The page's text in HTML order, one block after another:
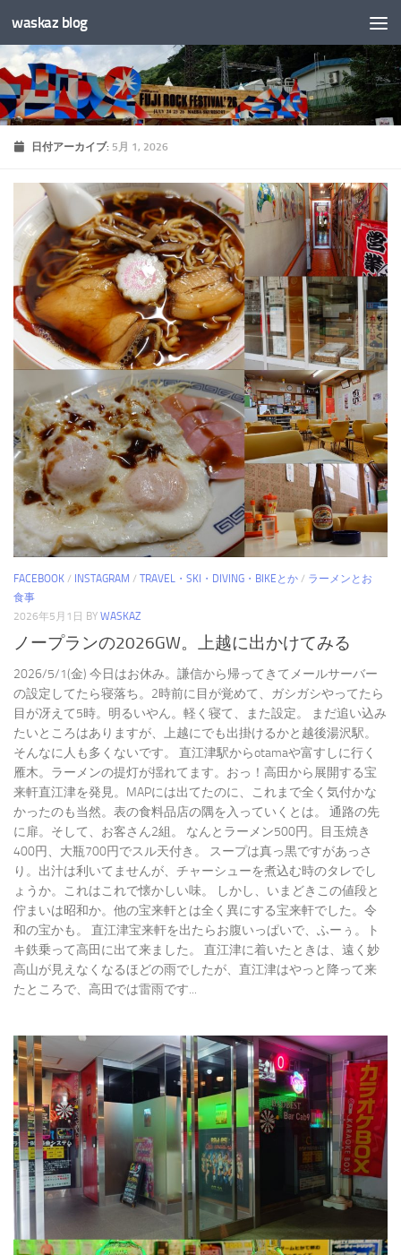
コンテンツへスキップ
waskaz blog
日付アーカイブ: 5月 1, 2026
FACEBOOK / INSTAGRAM / TRAVEL・SKI・DIVING・BIKEとか / ラーメンとお
食事
2026年5月1日 BY WASKAZ
ノープランの2026GW。上越に出かけてみる
2026/5/1(金) 今日はお休み。謙信から帰ってきてメールサーバー
の設定してたら寝落ち。2時前に目が覚めて、ガシガシやってたら
目が冴えて5時。明るいやん。軽く寝て、また設定。 まだ追い込み
たいところはありますが、上越にでも出掛けるかと越後湯沢駅。
そんなに人も多くないです。 直江津駅からotamaや富すしに行く
雁木。ラーメンの提灯が揺れてます。おっ！高田から展開する宝
来軒直江津を発見。MAPには出てたのに、これまで全く気付かな
かったのも当然。表の食料品店の隅を入っていくとは。 通路の先
に扉。そして、お客さん2組。 なんとラーメン500円。目玉焼き
400円、大瓶700円でスル天付き。 スープは真っ黒ですがあっさ
り。出汁は利いてませんが、チャーシューを煮込む時のタレでし
ょうか。これはこれで懐かしい味。 しかし、いまどきこの値段と
佇まいは昭和か。他の宝来軒とは全く異にする宝来軒でした。令
和の宝かも。 直江津宝来軒を出たらお腹いっぱいで、ふーぅ。ト
キ鉄乗って高田に出て来ました。 直江津に着いたときは、遠く妙
高山が見えなくなるほどの雨でしたが、直江津はやっと降って来
たところで、高田では雷雨です...